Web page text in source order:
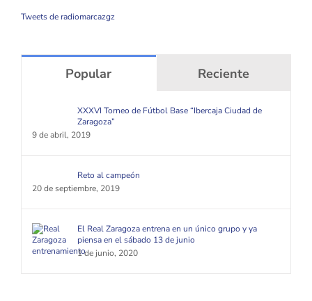
Tweets de radiomarcazgz
Popular Reciente
XXXVI Torneo de Fútbol Base “Ibercaja Ciudad de
Zaragoza”
9 de abril, 2019
Reto al campeón
20 de septiembre, 2019
El Real Zaragoza entrena en un único grupo y ya
piensa en el sábado 13 de junio
1 de junio, 2020